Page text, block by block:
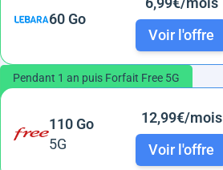
60 Go
Voir l'offre
Pendant 1 an puis Forfait Free 5G
110 Go
5G
12,99€/mois
Voir l'offre